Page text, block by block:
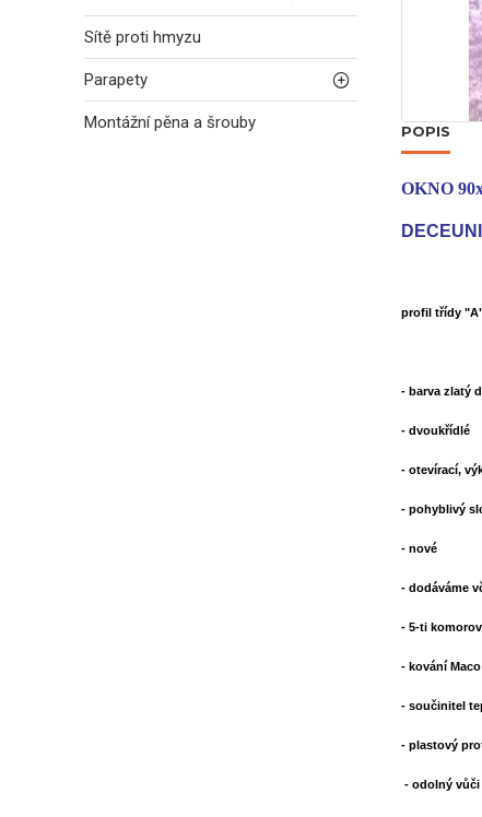
Sítě proti hmyzu
Parapety
Montážní pěna a šrouby POPIS
OKNO
profil třídy
- barva zlatý
- dvoukřídlé
- otevírací,
- pohyblivý
- nové
- dodáváme
- 5-ti
- kování Maco
- součinitel
- plastový
- odolný